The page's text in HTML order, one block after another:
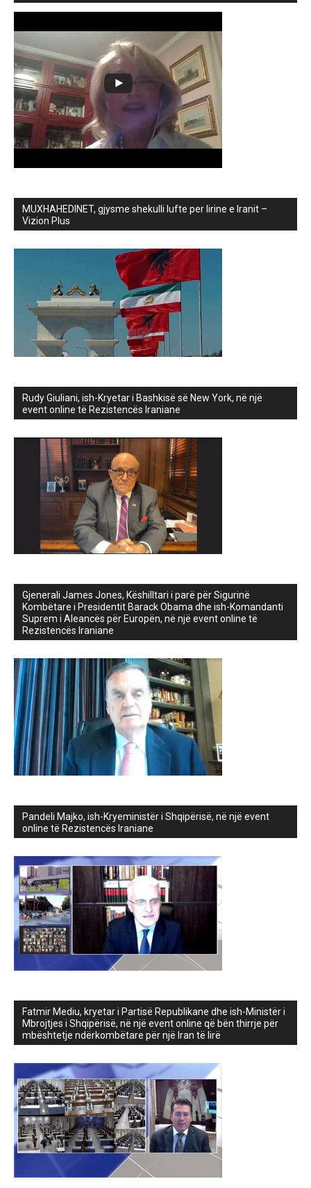
MUXHAHEDINET, gjysme shekulli lufte per lirine e Iranit –
Vizion Plus
Rudy Giuliani, ish-Kryetar i Bashkisë së New York, në një
event online të Rezistencës Iraniane
Gjenerali James Jones, Këshilltari i parë për Sigurinë
Kombëtare i Presidentit Barack Obama dhe ish-Komandanti
Suprem i Aleancës për Europën, në një event online të
Rezistencës Iraniane
Pandeli Majko, ish-Kryeministër i Shqipërisë, në një event
online të Rezistencës Iraniane
Fatmir Mediu, kryetar i Partisë Republikane dhe ish-Ministër i
Mbrojtjes i Shqipërisë, në një event online që bën thirrje për
mbështetje ndërkombëtare për një Iran të lirë